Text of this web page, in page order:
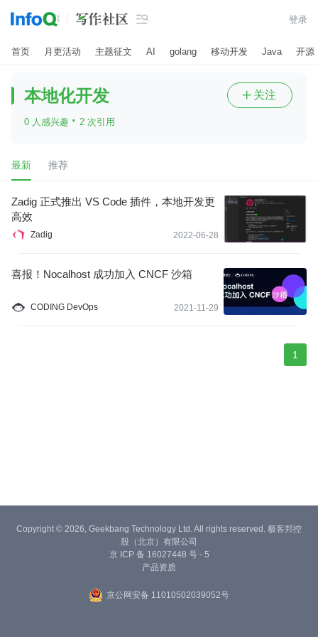
 登录
首页 月更活动 主题征文 AI golang 移动开发 Java 开源
本地化开发
0 人感兴趣 · 2 次引用
 关注
最新 推荐
Zadig 正式推出 VS Code 插件，本地开发更
高效
Zadig 2022-06-28
喜报！Nocalhost 成功加入 CNCF 沙箱
CODING DevOps 2021-11-29
1
Copyright © 2026, Geekbang Technology Ltd. All rights reserved. 极客邦控
股（北京）有限公司
京 ICP 备 16027448 号 - 5
产品资质
京公网安备 11010502039052号